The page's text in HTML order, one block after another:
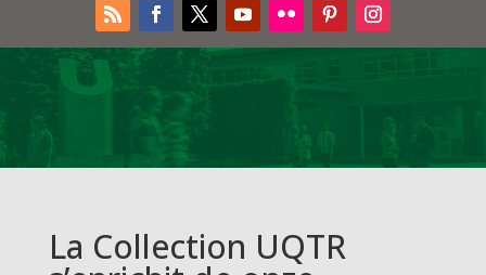
La Collection UQTR